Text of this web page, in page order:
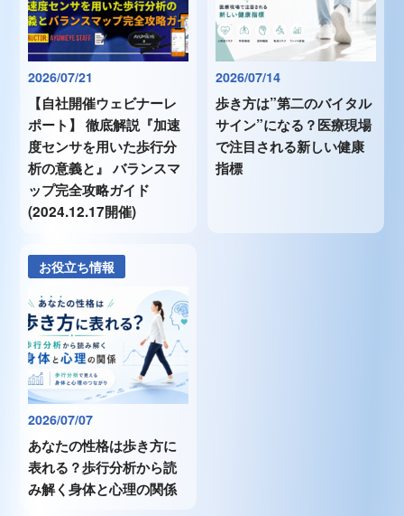
2026/07/21
【自社開催ウェビナーレ
ポート】 徹底解説『加速
度センサを用いた歩行分
析の意義と』 バランスマ
ップ完全攻略ガイド
(2024.12.17開催)
2026/07/14
歩き方は”第二のバイタル
サイン”になる？医療現場
で注目される新しい健康
指標
お役立ち情報
2026/07/07
あなたの性格は歩き方に
表れる？歩行分析から読
み解く身体と心理の関係